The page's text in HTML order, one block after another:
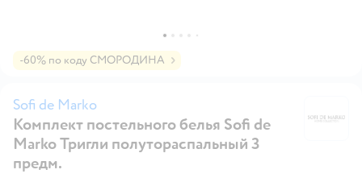
-60% по коду СМОРОДИНА
Sofi de Marko
Комплект постельного белья Sofi de
Marko Тригли полутораспальный 3
предм.